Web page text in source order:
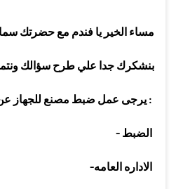
مساء الخير يا فندم مع حضرتك
بنشكرك جدا علي طرح سؤالك
:
-
-